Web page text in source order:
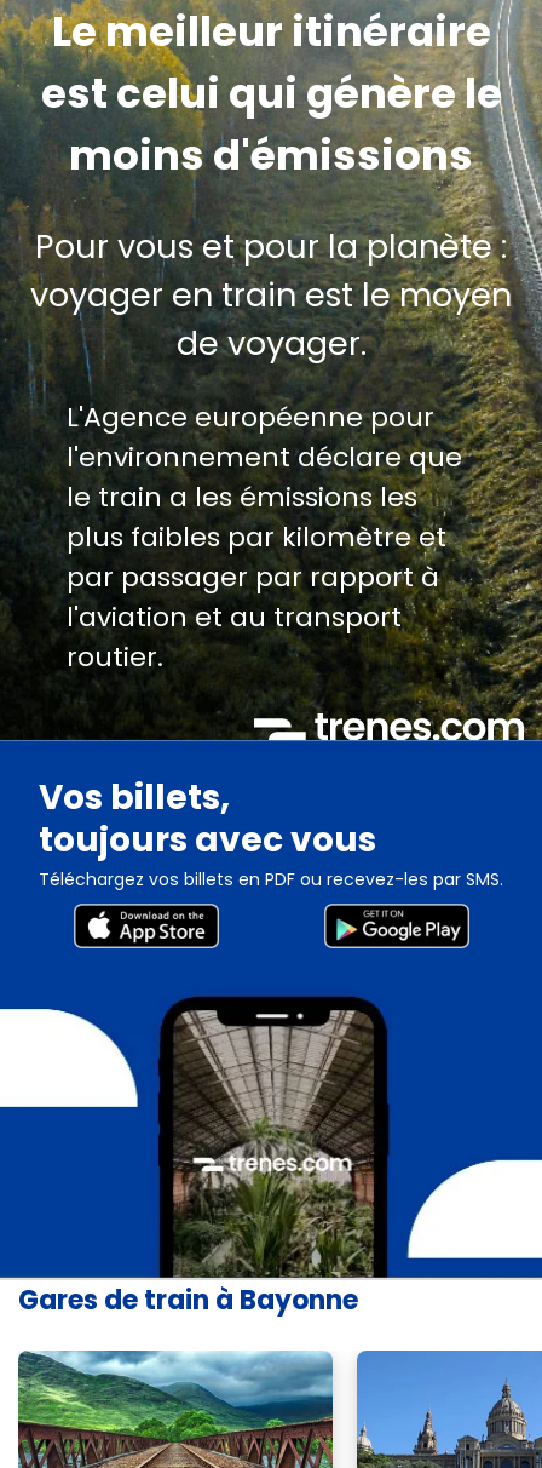
Le meilleur itinéraire
est celui qui génère le
moins d'émissions
Pour vous et pour la planète :
voyager en train est le moyen
de voyager.
L'Agence européenne pour
l'environnement déclare que
le train a les émissions les
plus faibles par kilomètre et
par passager par rapport à
l'aviation et au transport
routier.
Vos billets,
toujours avec vous
Téléchargez vos billets en PDF ou recevez-les par SMS.
Gares de train à Bayonne